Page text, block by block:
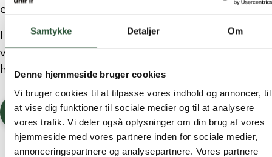
Samtykke Detaljer Om
Denne hjemmeside bruger cookies
Vi bruger cookies til at tilpasse vores indhold og annoncer, til
at vise dig funktioner til sociale medier og til at analysere
vores trafik. Vi deler også oplysninger om din brug af vores
hjemmeside med vores partnere inden for sociale medier,
annonceringspartnere og analysepartnere. Vores partnere
enkelte teams og på tværs.
Hør fra nogle af vores kloge kolleger om hvordan
vi arbejder sammen, udvikler os og hjælper
hinanden - og vores kunder - med at lykkes.
Kom med på sammenholdet